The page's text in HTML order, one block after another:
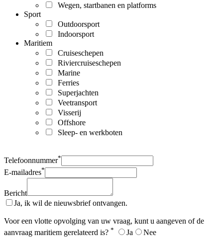
Wegen, startbanen en platforms
Sport
Outdoorsport
Indoorsport
Maritiem
Cruiseschepen
Riviercruiseschepen
Marine
Ferries
Superjachten
Veetransport
Visserij
Offshore
Sleep- en werkboten
Telefoonnummer*
E-mailadres*
Bericht
Ja, ik wil de nieuwsbrief ontvangen.
Voor een vlotte opvolging van uw vraag, kunt u aangeven of de
aanvraag maritiem gerelateerd is? * Ja Nee